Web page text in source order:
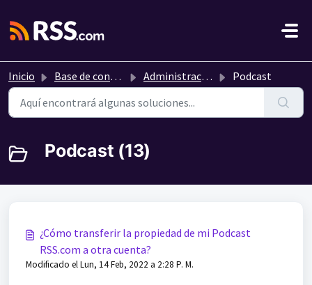
Inicio Base de conocimientos Administración de mi podcast Podcast
Podcast (13)
¿Cómo transferir la propiedad de mi Podcast
RSS.com a otra cuenta?
Modificado el Lun, 14 Feb, 2022 a 2:28 P. M.